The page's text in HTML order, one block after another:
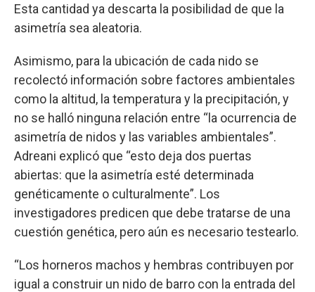
Esta cantidad ya descarta la posibilidad de que la
asimetría sea aleatoria.
Asimismo, para la ubicación de cada nido se
recolectó información sobre factores ambientales
como la altitud, la temperatura y la precipitación, y
no se halló ninguna relación entre “la ocurrencia de
asimetría de nidos y las variables ambientales”.
Adreani explicó que “esto deja dos puertas
abiertas: que la asimetría esté determinada
genéticamente o culturalmente”. Los
investigadores predicen que debe tratarse de una
cuestión genética, pero aún es necesario testearlo.
“Los horneros machos y hembras contribuyen por
igual a construir un nido de barro con la entrada del